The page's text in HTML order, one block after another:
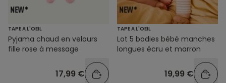
TAPE A L'OEIL
Pyjama chaud en velours
fille rose à message
17,99 €
TAPE A L'OEIL
Lot 5 bodies bébé manches
longues écru et marron
19,99 €